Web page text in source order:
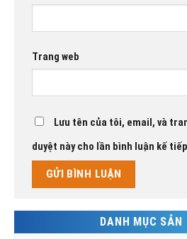
Trang web
Lưu tên của tôi, email, và
duyệt này cho lần bình luận kế
DANH MỤC SẢN